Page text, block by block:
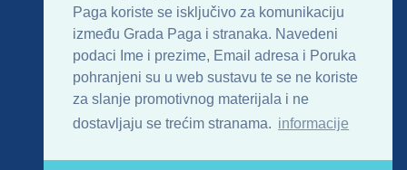
Paga koriste se isključivo za komunikaciju
između Grada Paga i stranaka. Navedeni
podaci Ime i prezime, Email adresa i Poruka
pohranjeni su u web sustavu te se ne koriste
za slanje promotivnog materijala i ne
dostavljaju se trećim stranama. informacije
Uvjeti korištenja Impressum
Kontakt
Sitemap
RSS